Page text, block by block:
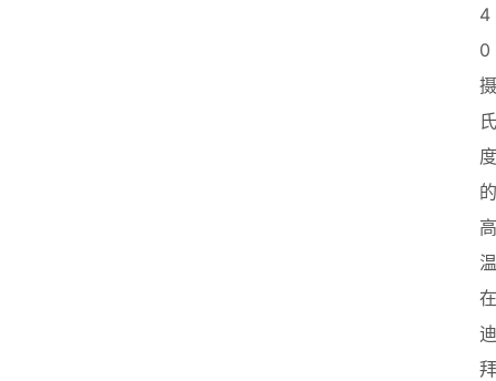
4
0
摄
氏
度
的
高
温
在
迪
拜